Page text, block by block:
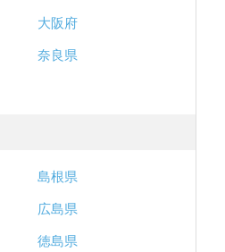
大阪府
奈良県
島根県
広島県
徳島県